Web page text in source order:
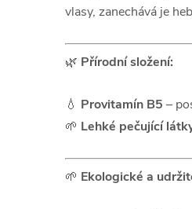
vlasy, zanechává je
🌿 Přírodní složení:
💧 Provitamín B5 –
🌱 Lehké pečující
🌱 Ekologické a